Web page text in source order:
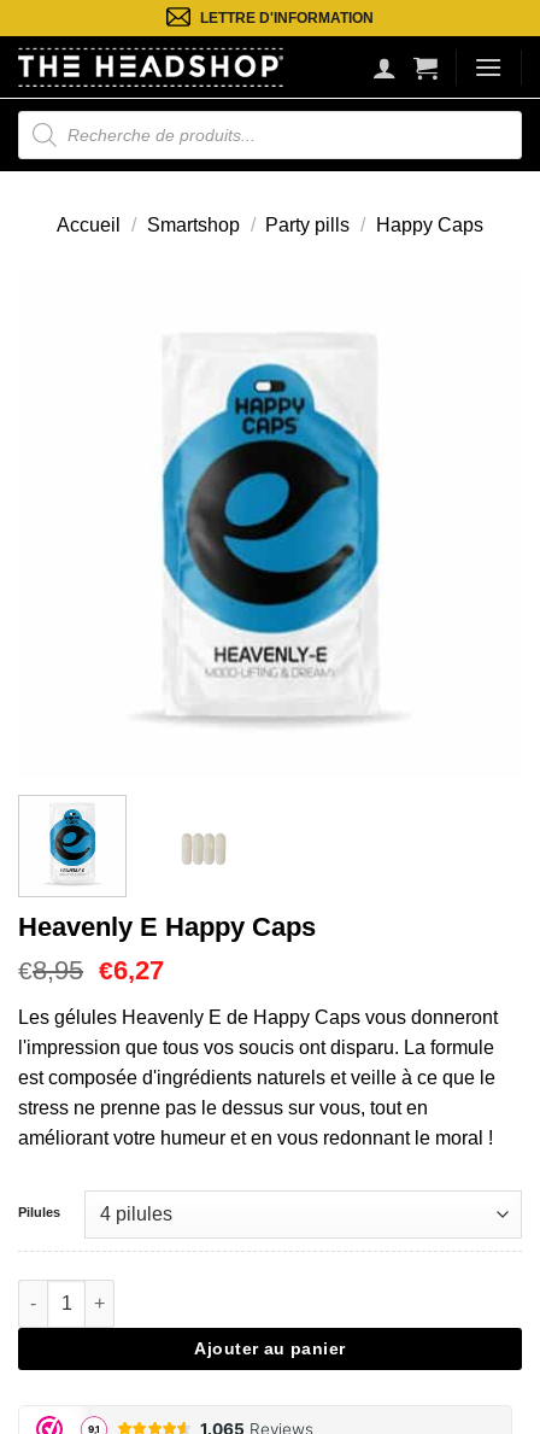
au
contenu
LETTRE D'INFORMATION
Recherche
de
produits
Accueil / Smartshop / Party pills / Happy Caps
Heavenly E Happy Caps
€8,95 Le
initial
était :
€8,95.
€6,27Le
actuel
est :
€6,27.
Les gélules Heavenly E de Happy Caps vous donneront
l'impression que tous vos soucis ont disparu. La formule
est composée d'ingrédients naturels et veille à ce que le
stress ne prenne pas le dessus sur vous, tout en
améliorant votre humeur et en vous redonnant le moral !
Pilules
quantité de Heavenly E Happy Caps
Ajouter au panier